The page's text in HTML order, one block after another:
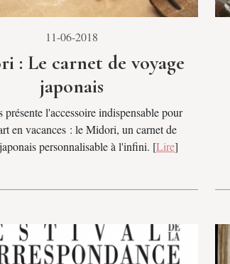
11-06-2018
: Le carnet de voyage
japonais
présente l'accessoire indispensable pour
en vacances : le Midori, un carnet de
personnalisable à l'infini. [Lire]